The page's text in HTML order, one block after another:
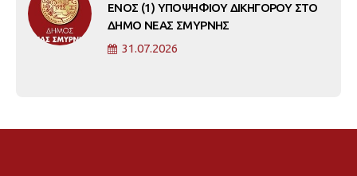
ΕΝΟΣ (1) ΥΠΟΨΗΦΙΟΥ ΔΙΚΗΓΟΡΟΥ ΣΤΟ
ΔΗΜΟ ΝΕΑΣ ΣΜΥΡΝΗΣ
31.07.2026